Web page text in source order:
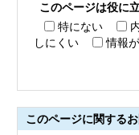
このページは役に
特にない
しにくい
情報
このページに関する